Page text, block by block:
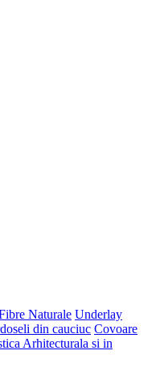
Naturale Underlay
din cauciuc Covoare
Arhitecturala si in